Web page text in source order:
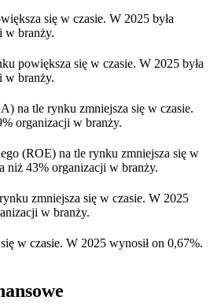
się w czasie. W 2025 była
w branży.
powiększa się w czasie. W 2025 była
w branży.
na tle rynku zmniejsza się w czasie.
organizacji w branży.
(ROE) na tle rynku zmniejsza się w
niż 43% organizacji w branży.
zmniejsza się w czasie. W 2025
w branży.
w czasie. W 2025 wynosił on 0,67%.